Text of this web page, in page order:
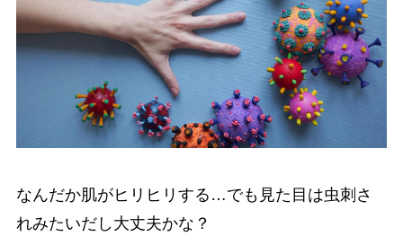
なんだか肌がヒリヒリする…でも見た目は虫刺さ
れみたいだし大丈夫かな？